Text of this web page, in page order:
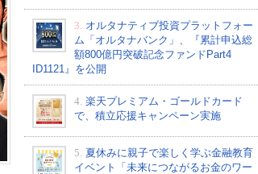
3. オルタナティブ投資プラットフォー
ム「オルタナバンク」、『累計申込総
額800億円突破記念ファンドPart4
ID1121』を公開
4. 楽天プレミアム・ゴールドカード
で、積立応援キャンペーン実施
5. 夏休みに親子で楽しく学ぶ金融教育
イベント「未来につながるお金のワー